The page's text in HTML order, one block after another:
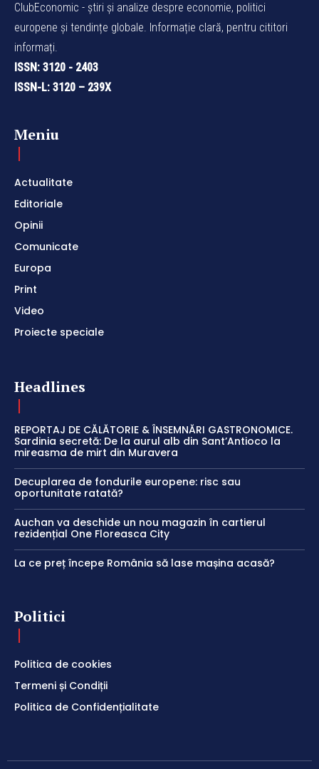
ClubEconomic - știri și analize despre economie, politici
europene și tendințe globale. Informație clară, pentru cititori
informați.
ISSN: 3120 - 2403
ISSN-L: 3120 – 239X
Meniu
Actualitate
Editoriale
Opinii
Comunicate
Europa
Print
Video
Proiecte speciale
Headlines
REPORTAJ DE CĂLĂTORIE & ÎNSEMNĂRI GASTRONOMICE.
Sardinia secretă: De la aurul alb din Sant’Antioco la
mireasma de mirt din Muravera
Decuplarea de fondurile europene: risc sau
oportunitate ratată?
Auchan va deschide un nou magazin în cartierul
rezidențial One Floreasca City
La ce preț începe România să lase mașina acasă?
Politici
Politica de cookies
Termeni și Condiții
Politica de Confidențialitate